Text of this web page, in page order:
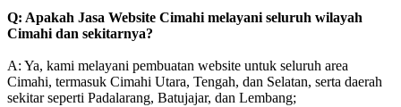
Q: Apakah Jasa Website Cimahi melayani seluruh wilayah
Cimahi dan sekitarnya?
A: Ya, kami melayani pembuatan website untuk seluruh area
Cimahi, termasuk Cimahi Utara, Tengah, dan Selatan, serta daerah
sekitar seperti Padalarang, Batujajar, dan Lembang;